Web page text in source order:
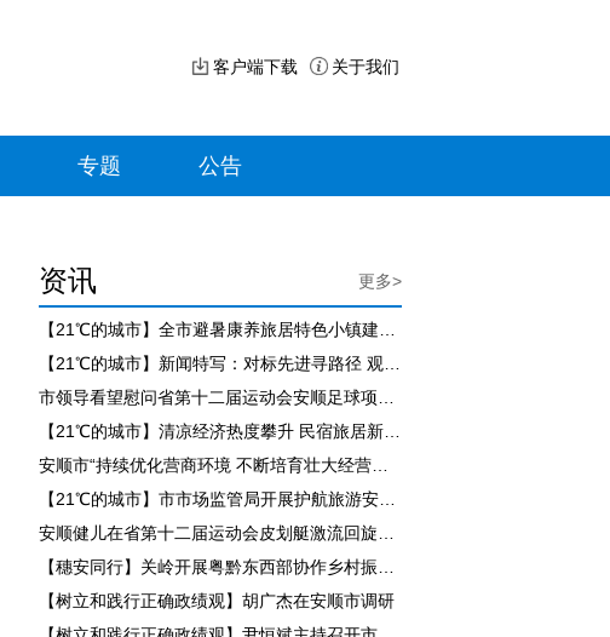
客户端下载 关于我们
专题 公告
资讯 更多>
【树立和践行正确政绩观】胡广杰在安顺市调研